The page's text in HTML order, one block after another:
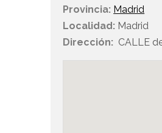
Provincia: Madrid
Localidad: Madrid
Dirección: CALLE